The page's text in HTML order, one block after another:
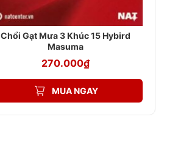
Chổi Gạt Mưa 3 Khúc 15 Hybird
Masuma
270.000₫
MUA NGAY